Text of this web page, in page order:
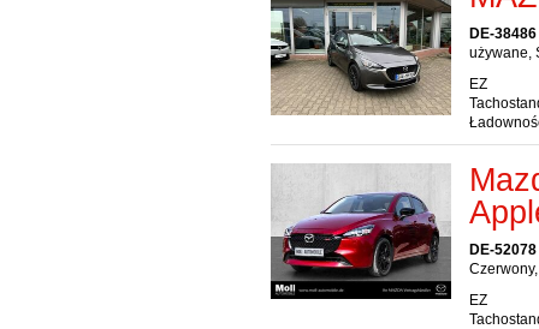
DE-
używane,
EZ
DE-
EZ